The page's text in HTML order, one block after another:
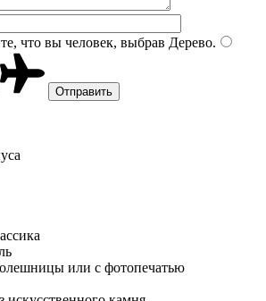
что вы человек, выбрав Дерево.
или с фотопечатью